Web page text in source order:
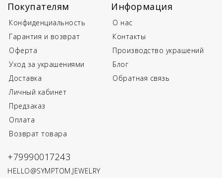
Покупателям
Конфиденциальность
Гарантия и возврат
Оферта
Уход за украшениями
Доставка
Личный кабинет
Предзаказ
Оплата
Возврат товара
Информация
О нас
Контакты
Производство украшений
Блог
Обратная связь
+79990017243
HELLO@SYMPTOM.JEWELRY